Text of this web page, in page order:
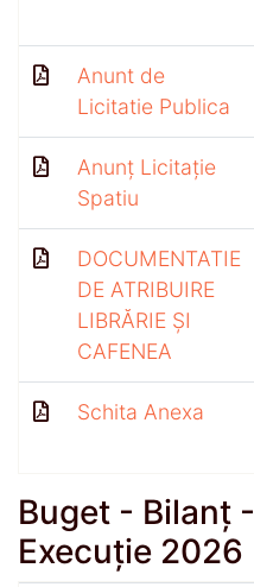
Anunt de
Licitatie Publica
Anunț Licitație
Spatiu
DOCUMENTATIE
DE ATRIBUIRE
LIBRĂRIE ȘI
CAFENEA
Schita Anexa
Buget - Bilanț -
Execuție 2026